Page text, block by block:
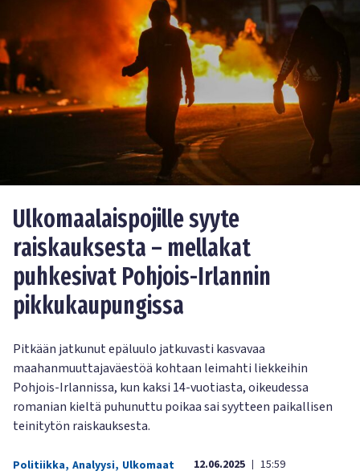
Ulkomaalaispojille syyte
raiskauksesta – mellakat
puhkesivat Pohjois-Irlannin
pikkukaupungissa
Pitkään jatkunut epäluulo jatkuvasti kasvavaa
maahanmuuttajaväestöä kohtaan leimahti liekkeihin
Pohjois-Irlannissa, kun kaksi 14-vuotiasta, oikeudessa
romanian kieltä puhunuttu poikaa sai syytteen paikallisen
teinitytön raiskauksesta.
Politiikka, Analyysi, Ulkomaat 12.06.2025 | 15:59